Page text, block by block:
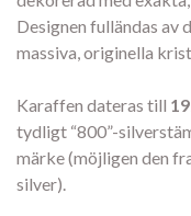
Designen fulländas av
massiva, originella
Karaffen dateras till
tydligt “800”-
märke (möjligen den
silver).